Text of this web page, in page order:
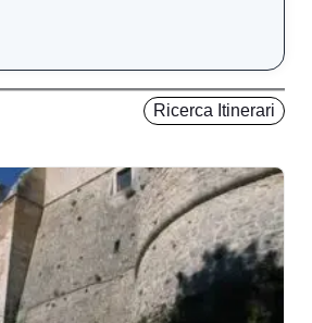
Ricerca Itinerari